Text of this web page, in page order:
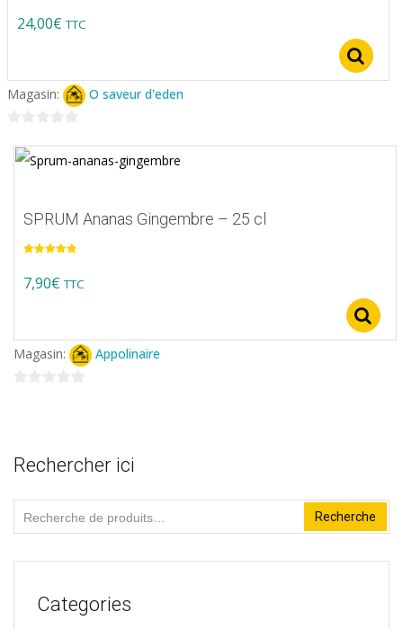
24,00€ TTC
Magasin: O saveur d'eden
sur
SPRUM Ananas Gingembre – 25 cl
7,90€ TTC
Magasin: Appolinaire
Rechercher ici
Recherche
pour :
Recherche
Categories